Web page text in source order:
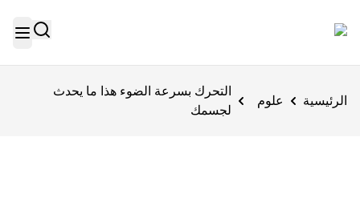
الرئيسية علوم
التحرك بسرعة الضوء هذا ما يحدث
لجسمك